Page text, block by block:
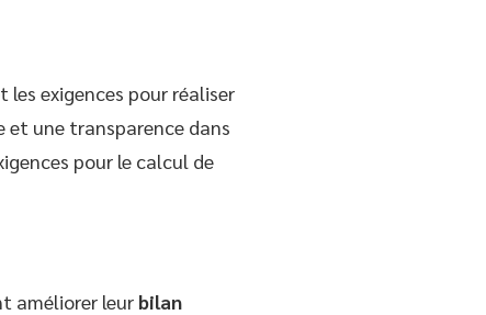
les exigences pour réaliser
et une transparence dans
pour le calcul de
améliorer leur bilan